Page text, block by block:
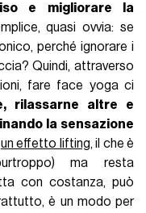
e migliorare la
quasi ovvia: se
perché ignorare i
Quindi, attraverso
fare face yoga ci
rilassarne altre e
la sensazione
un effetto lifting, il che è
ma resta
con costanza, può
è un modo per